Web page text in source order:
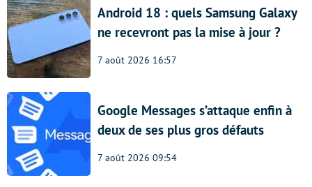
Android 18 : quels Samsung Galaxy
ne recevront pas la mise à jour ?
7 août 2026 16:57
Google Messages s’attaque enfin à
deux de ses plus gros défauts
7 août 2026 09:54